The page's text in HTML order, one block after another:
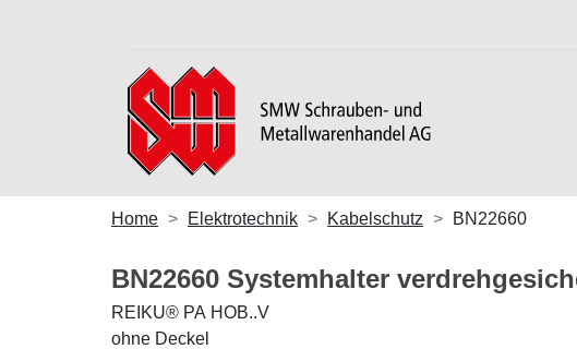
Home Elektrotechnik Kabelschutz BN22660
BN22660 Systemhalter
REIKU® PA HOB..V
ohne Deckel